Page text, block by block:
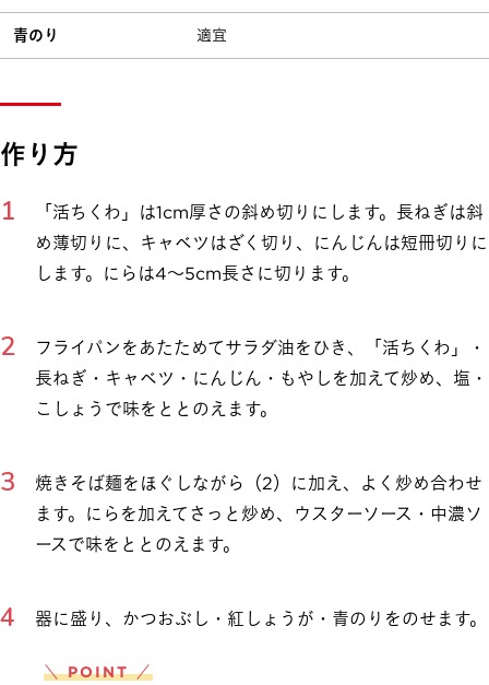
青のり 適宜
作り方
「活ちくわ」は1cm厚さの斜め切りにします。長ねぎは斜
め薄切りに、キャベツはざく切り、にんじんは短冊切りに
します。にらは4～5cm長さに切ります。
フライパンをあたためてサラダ油をひき、「活ちくわ」・
長ねぎ・キャベツ・にんじん・もやしを加えて炒め、塩・
こしょうで味をととのえます。
焼きそば麺をほぐしながら（2）に加え、よく炒め合わせ
ます。にらを加えてさっと炒め、ウスターソース・中濃ソ
ースで味をととのえます。
器に盛り、かつおぶし・紅しょうが・青のりをのせます。
＼ POINT ／